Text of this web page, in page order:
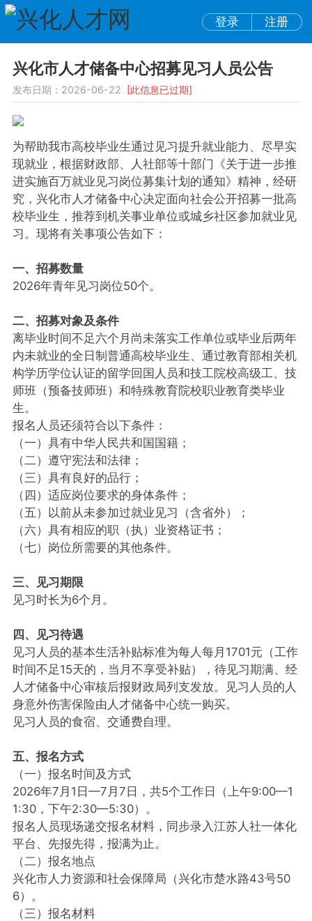
登录 注册
兴化市人才储备中心招募见习人员公告
发布日期：2026-06-22 [此信息已过期]
为帮助我市高校毕业生通过见习提升就业能力、尽早实
现就业，根据财政部、人社部等十部门《关于进一步推
进实施百万就业见习岗位募集计划的通知》精神，经研
究，兴化市人才储备中心决定面向社会公开招募一批高
校毕业生，推荐到机关事业单位或城乡社区参加就业见
习。现将有关事项公告如下：
一、招募数量
2026年青年见习岗位50个。
二、招募对象及条件
离毕业时间不足六个月尚未落实工作单位或毕业后两年
内未就业的全日制普通高校毕业生、通过教育部相关机
构学历学位认证的留学回国人员和技工院校高级工、技
师班（预备技师班）和特殊教育院校职业教育类毕业
生。
报名人员还须符合以下条件：
（一）具有中华人民共和国国籍；
（二）遵守宪法和法律；
（三）具有良好的品行；
（四）适应岗位要求的身体条件；
（五）以前从未参加过就业见习（含省外）；
（六）具有相应的职（执）业资格证书；
（七）岗位所需要的其他条件。
三、见习期限
见习时长为6个月。
四、见习待遇
见习人员的基本生活补贴标准为每人每月1701元（工作
时间不足15天的，当月不享受补贴），待见习期满、经
人才储备中心审核后报财政局列支发放。见习人员的人
身意外伤害保险由人才储备中心统一购买。
见习人员的食宿、交通费自理。
五、报名方式
（一）报名时间及方式
2026年7月1日—7月7日，共5个工作日（上午9:00—1
1:30，下午2:30—5:30）。
报名人员现场递交报名材料，同步录入江苏人社一体化
平台、先报先得，报满为止。
（二）报名地点
兴化市人力资源和社会保障局（兴化市楚水路43号50
6）。
（三）报名材料